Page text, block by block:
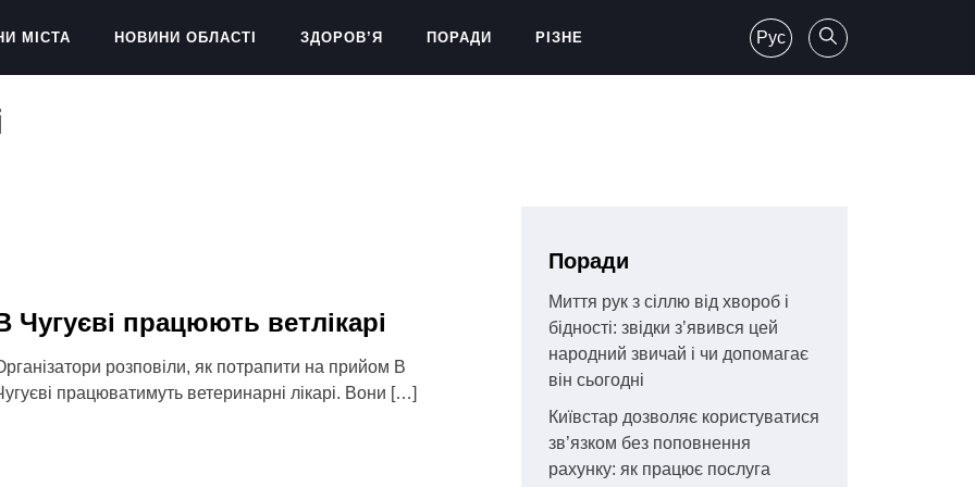
МІСТА НОВИНИ ОБЛАСТІ ЗДОРОВ’Я ПОРАДИ РІЗНЕ Рус
Чугуєві працюють ветлікарі
розповіли, як потрапити на прийом В
працюватимуть ветеринарні лікарі. Вони […]
Поради
Миття рук з сіллю від хвороб і
бідності: звідки з’явився цей
народний звичай і чи допомагає
він сьогодні
Київстар дозволяє користуватися
зв’язком без поповнення
рахунку: як працює послуга